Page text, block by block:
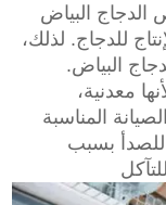
الدجاج البياض
للدجاج. لذلك،
البياض.
معدنية،
المناسبة
للصدأ بسبب